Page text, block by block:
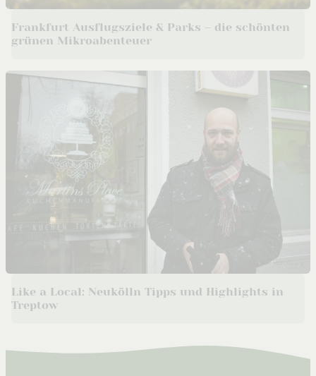
Frankfurt Ausflugsziele & Parks – die schönten
grünen Mikroabenteuer
Like a Local: Neukölln Tipps und Highlights in
Treptow